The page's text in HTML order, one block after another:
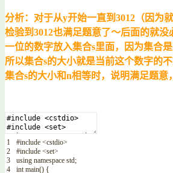
分析：对于从y开始一直到3012（因为
检验到3012也满足题意了～后面的就
一位的数字放入集合s里面，因为集合是
所以集合s的大小就是当前这个数字的
集合s的大小和n相等时，说明满足题意
1
2
3
4
#include <cstdio>
#include <set>
using namespace std;
int main() {